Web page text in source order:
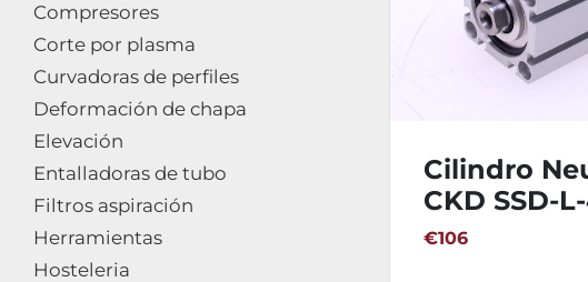
Compresores
Corte por plasma
Curvadoras de perfiles
Deformación de chapa
Elevación
Entalladoras de tubo
Filtros aspiración
Herramientas
Hosteleria
Cilindro
CKD SSD-
50
€106